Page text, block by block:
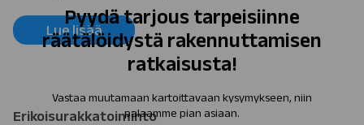
Lue lisää
Erikoisurakkatoiminto